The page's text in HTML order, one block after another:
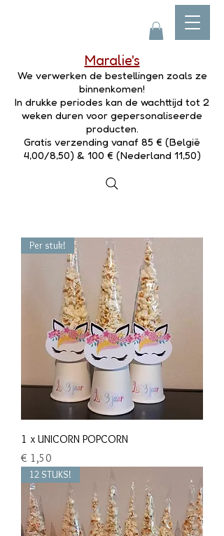
Maralie's
We verwerken de bestellingen zoals ze
binnenkomen!
In drukke periodes kan de wachttijd tot 2
weken duren voor gepersonaliseerde
producten.
Gratis verzending vanaf 85 € (België
4,00/8,50) & 100 € (Nederland 11,50)
Per stuk!
1 x UNICORN POPCORN
Prijs
€ 1,50
12 STUKS!